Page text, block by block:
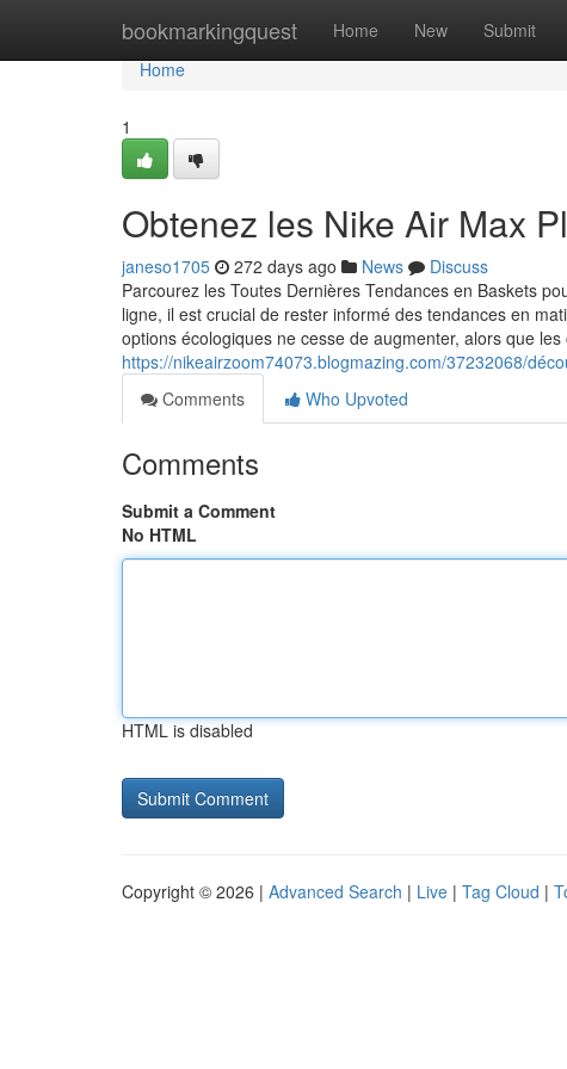
bookmarkingquest Home New Submit
Home
Home
1
Obtenez les Nike Air Max
janeso1705 272 days ago News
Discuss
Parcourez les Toutes Dernières Tendances en Baskets
ligne, il est crucial de rester informé des tendances en
options écologiques ne cesse de augmenter, alors que
https://nikeairzoom74073.blogmazing.com/37232068/
Comments
Who Upvoted
Comments
Submit a Comment
No HTML
HTML is disabled
Copyright © 2026 | Advanced Search | Live | Tag Cloud |